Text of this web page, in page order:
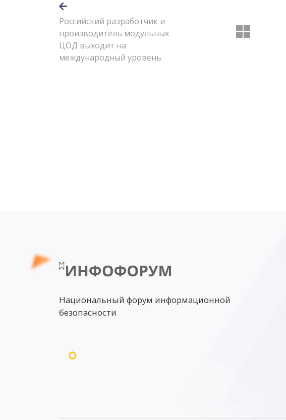
Российский разработчик и
производитель модульных
ЦОД выходит на
международный уровень
Национальный форум информационной
безопасности